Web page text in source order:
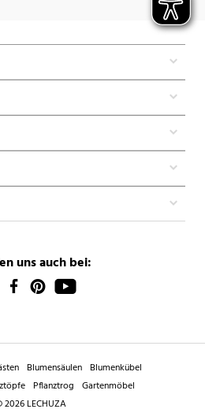
uns auch bei:
Blumensäulen Blumenkübel
Pflanztrog Gartenmöbel
2026 LECHUZA